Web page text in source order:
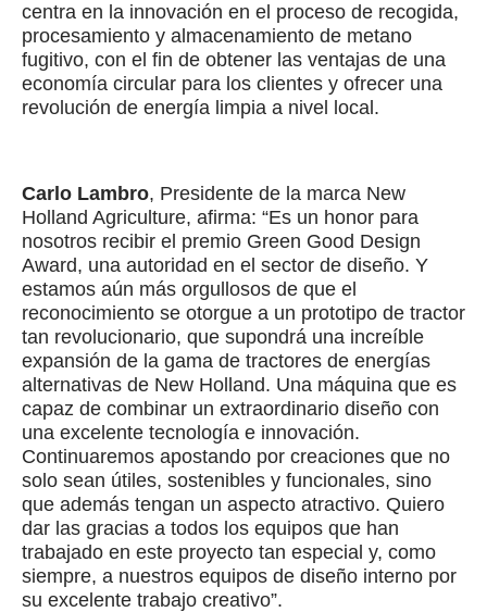
centra en la innovación en el proceso de recogida,
procesamiento y almacenamiento de metano
fugitivo, con el fin de obtener las ventajas de una
economía circular para los clientes y ofrecer una
revolución de energía limpia a nivel local.
Carlo Lambro, Presidente de la marca New
Holland Agriculture, afirma: “Es un honor para
nosotros recibir el premio Green Good Design
Award, una autoridad en el sector de diseño. Y
estamos aún más orgullosos de que el
reconocimiento se otorgue a un prototipo de tractor
tan revolucionario, que supondrá una increíble
expansión de la gama de tractores de energías
alternativas de New Holland. Una máquina que es
capaz de combinar un extraordinario diseño con
una excelente tecnología e innovación.
Continuaremos apostando por creaciones que no
solo sean útiles, sostenibles y funcionales, sino
que además tengan un aspecto atractivo. Quiero
dar las gracias a todos los equipos que han
trabajado en este proyecto tan especial y, como
siempre, a nuestros equipos de diseño interno por
su excelente trabajo creativo”.